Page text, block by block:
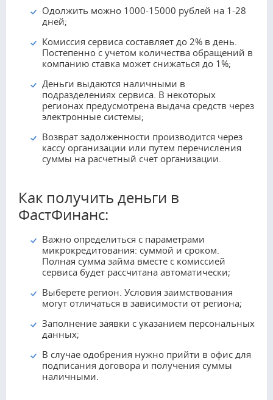
Одолжить можно 1000-15000 рублей на 1-28
дней;
Комиссия сервиса составляет до 2% в день.
Постепенно с учетом количества обращений в
компанию ставка может снижаться до 1%;
Деньги выдаются наличными в
подразделениях сервиса. В некоторых
регионах предусмотрена выдача средств через
электронные системы;
Возврат задолженности производится через
кассу организации или путем перечисления
суммы на расчетный счет организации.
Как получить деньги в
ФастФинанс:
Важно определиться с параметрами
микрокредитования: суммой и сроком.
Полная сумма займа вместе с комиссией
сервиса будет рассчитана автоматически;
Выберете регион. Условия заимствования
могут отличаться в зависимости от региона;
Заполнение заявки с указанием персональных
данных;
В случае одобрения нужно прийти в офис для
подписания договора и получения суммы
наличными.